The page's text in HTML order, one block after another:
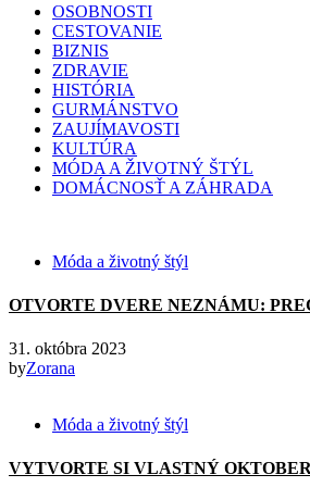
OSOBNOSTI
CESTOVANIE
BIZNIS
ZDRAVIE
HISTÓRIA
GURMÁNSTVO
ZAUJÍMAVOSTI
KULTÚRA
MÓDA A ŽIVOTNÝ ŠTÝL
DOMÁCNOSŤ A ZÁHRADA
Móda a životný štýl
OTVORTE DVERE NEZNÁMU:
31. októbra 2023
byZorana
Móda a životný štýl
VYTVORTE SI VLASTNÝ